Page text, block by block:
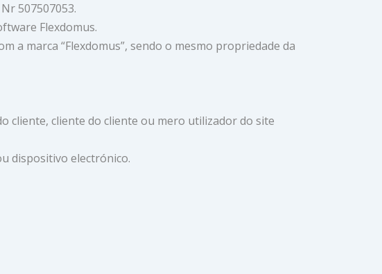
507507053.
Flexdomus.
a marca “Flexdomus”, sendo o mesmo propriedade da
cliente, cliente do cliente ou mero utilizador do site
dispositivo electrónico.